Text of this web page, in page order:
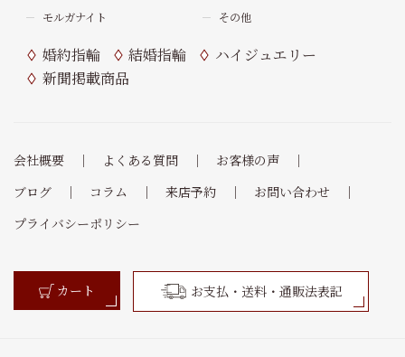
モルガナイト
その他
婚約指輪 結婚指輪
ハイジュエリー
新聞掲載商品
会社概要 よくある質問
お客様の声
ブログ
コラム 来店予約
お問い合わせ
プライバシーポリシー
カート お支払・送料・通販法表記